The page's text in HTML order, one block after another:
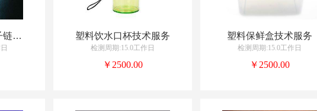
S型和C型钢制滚子链条检测 塑料饮水口杯技术服务
检测周期:15.0工作日
￥2500.00
塑料保鲜盒技术服务
检测周期:15.0工作日
￥2500.00